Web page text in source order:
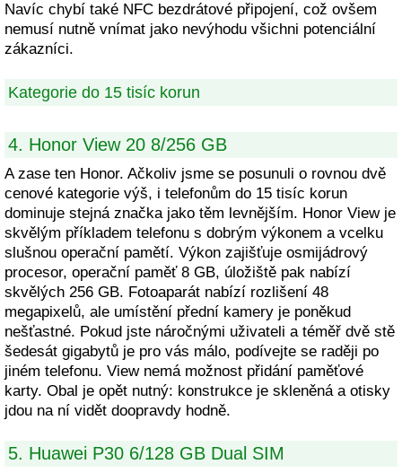
Navíc chybí také NFC bezdrátové připojení, což ovšem
nemusí nutně vnímat jako nevýhodu všichni potenciální
zákazníci.
Kategorie do 15 tisíc korun
4. Honor View 20 8/256 GB
A zase ten Honor. Ačkoliv jsme se posunuli o rovnou dvě
cenové kategorie výš, i telefonům do 15 tisíc korun
dominuje stejná značka jako těm levnějším. Honor View je
skvělým příkladem telefonu s dobrým výkonem a vcelku
slušnou operační pamětí. Výkon zajišťuje osmijádrový
procesor, operační paměť 8 GB, úložiště pak nabízí
skvělých 256 GB. Fotoaparát nabízí rozlišení 48
megapixelů, ale umístění přední kamery je poněkud
nešťastné. Pokud jste náročnými uživateli a téměř dvě stě
šedesát gigabytů je pro vás málo, podívejte se raději po
jiném telefonu. View nemá možnost přidání paměťové
karty. Obal je opět nutný: konstrukce je skleněná a otisky
jdou na ní vidět doopravdy hodně.
5. Huawei P30 6/128 GB Dual SIM